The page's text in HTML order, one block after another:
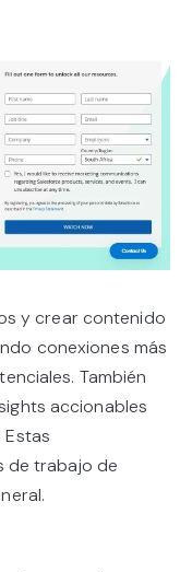
y crear contenido
conexiones más
También
accionables
de trabajo de